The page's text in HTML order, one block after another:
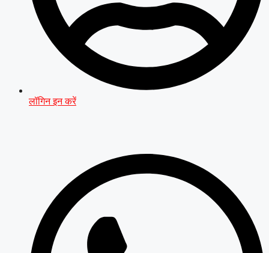
लॉगिन इन करें